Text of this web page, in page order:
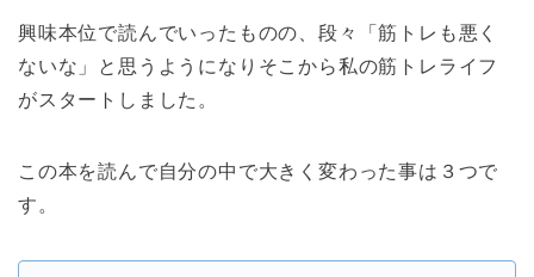
興味本位で読んでいったものの、段々「筋トレも悪く
ないな」と思うようになりそこから私の筋トレライフ
がスタートしました。
この本を読んで自分の中で大きく変わった事は３つで
す。